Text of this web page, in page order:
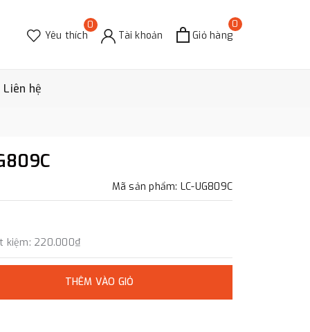
0
Yêu thích Tài khoản
0
Giỏ hàng
Liên hệ
Mã sản phẩm: LC-UG809C
kiệm: 220.000₫
THÊM VÀO GIỎ